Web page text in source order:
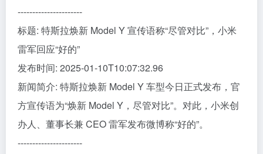
----------------------
标题: 特斯拉焕新 Model Y 宣传语称“尽管对比”，小米
雷军回应“好的”
发布时间: 2025-01-10T10:07:32.96
新闻简介: 特斯拉焕新 Model Y 车型今日正式发布，官
方宣传语为“焕新 Model Y，尽管对比”。对此，小米创
办人、董事长兼 CEO 雷军发布微博称“好的”。
----------------------